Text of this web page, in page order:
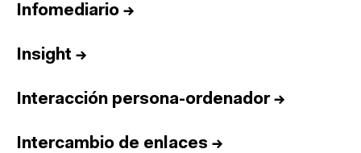
Infomediario →
Insight →
Interacción persona-ordenador→
Intercambio de enlaces →